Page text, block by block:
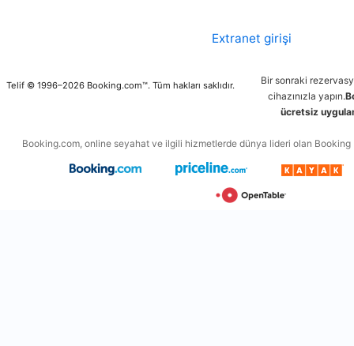
Extranet girişi
Telif © 1996–2026 Booking.com™. Tüm hakları saklıdır.
Bir sonraki
cihazınızla yapın.
ücretsiz
Booking.com, online seyahat ve ilgili hizmetlerde dünya lideri olan Booking